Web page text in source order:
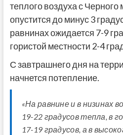
теплого воздуха с
опустится до минус 3
равнинах ожидается 7-9
гористой местности 2-4
С завтрашнего дня на
начнется потепление.
«На равнине и в низинах
19-22 градусов тепла, в
17-19 градусов, а в